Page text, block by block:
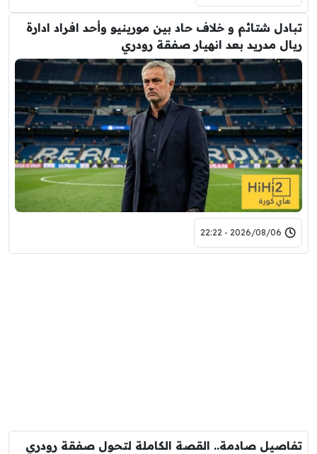
تبادل شتائم و خلاف حاد بين مورينيو وأحد افراد ادارة
ريال مدريد بعد انهيار صفقة رودري
2026/08/06 - 22:22
تفاصيل صادمة.. القصة الكاملة لتحول صفقة رودري